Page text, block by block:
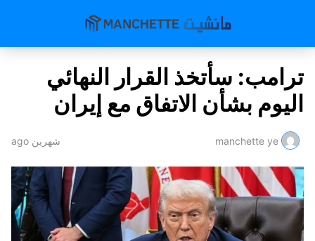
ترامب: سأتخذ القرار النهائي
اليوم بشأن الاتفاق مع إيران
manchette ye شهرين ago